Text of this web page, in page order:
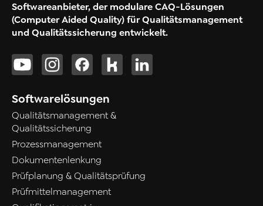
Softwareanbieter, der modulare CAQ-Lösungen
(Computer Aided Quality) für Qualitätsmanagement
und Qualitätssicherung entwickelt.
Softwarelösungen
Qualitätsmanagement &
Qualitätssicherung
Prozessmanagement
Dokumentenlenkung
Prüfplanung & Qualitätsprüfung
Prüfmittelmanagement